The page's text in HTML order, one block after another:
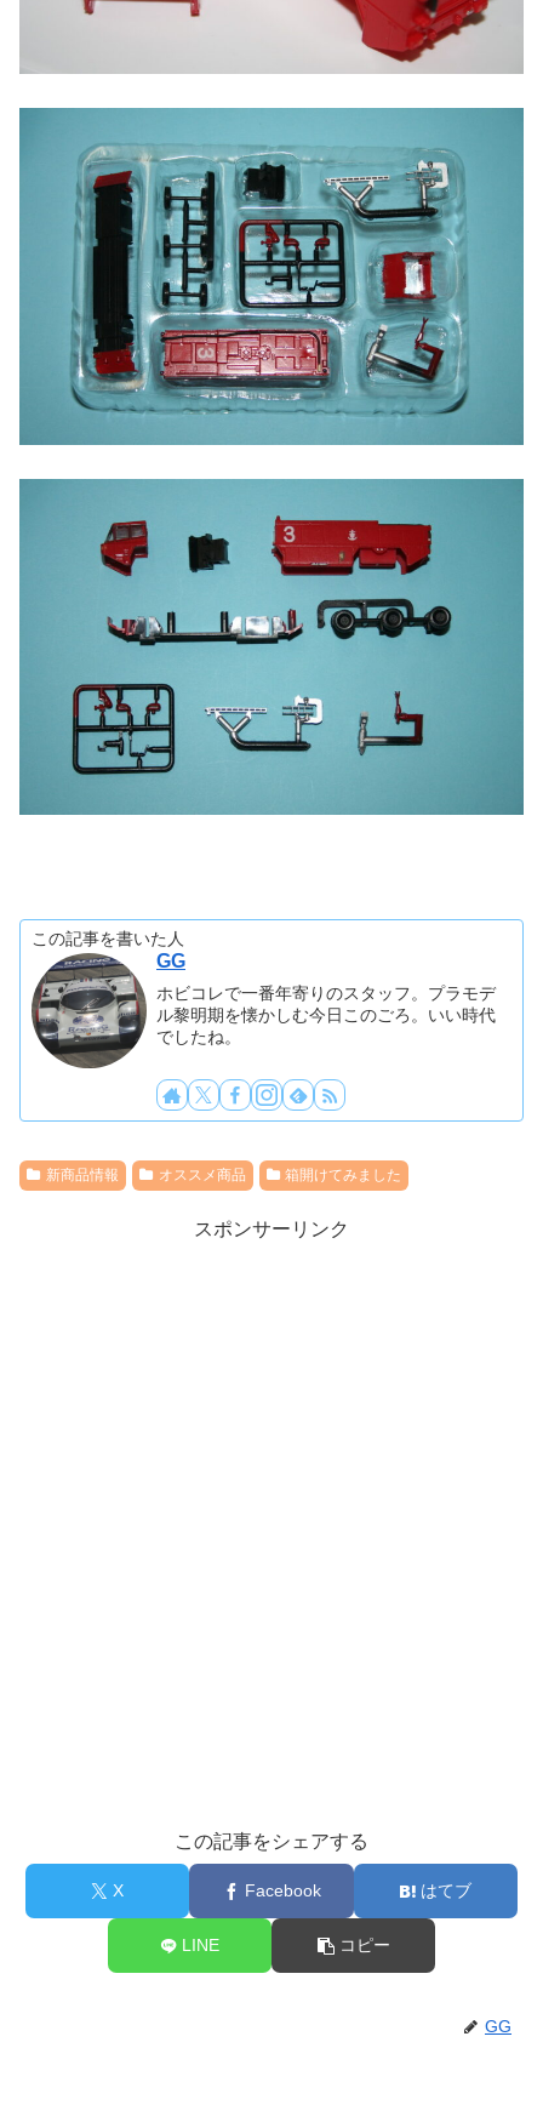
この記事を書いた人
GG
ホビコレで一番年寄りのスタッフ。プラモデ
ル黎明期を懐かしむ今日このごろ。いい時代
でしたね。
新商品情報 オススメ商品 箱開けてみました
スポンサーリンク
この記事をシェアする
X Facebook はてブ
LINE コピー
GG